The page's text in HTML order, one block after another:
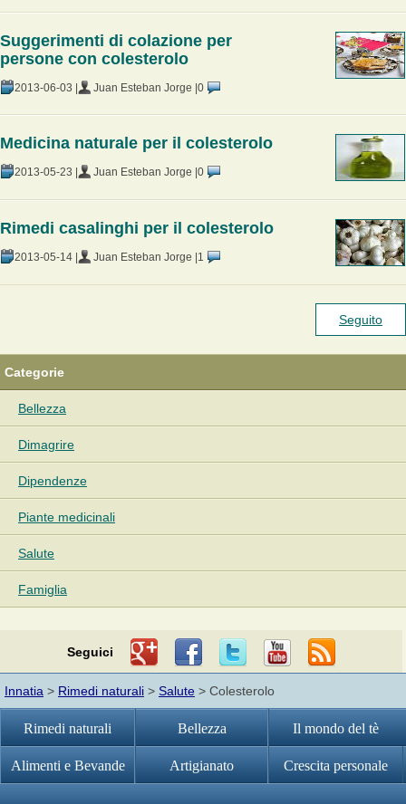
Suggerimenti di colazione per
persone con colesterolo
2013-06-03 | Juan Esteban Jorge | 0
Medicina naturale per il colesterolo
2013-05-23 | Juan Esteban Jorge | 0
Rimedi casalinghi per il colesterolo
2013-05-14 | Juan Esteban Jorge | 1
Seguito
Categorie
Bellezza
Dimagrire
Dipendenze
Piante medicinali
Salute
Famiglia
Seguici
Innatia > Rimedi naturali > Salute > Colesterolo
Rimedi naturali Bellezza Il mondo del tè
Alimenti e Bevande Artigianato Crescita personale